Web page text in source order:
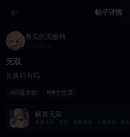
帖子详情
务实的泥猴桃
无双
兑换码有吗
#问题求助 #绅士交流
解禁无双